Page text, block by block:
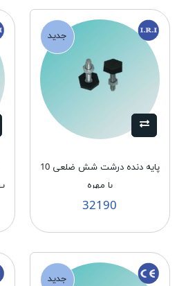
جدید
پايه دنده درشت شش ضلعی 10
با مهره
32190
جدید